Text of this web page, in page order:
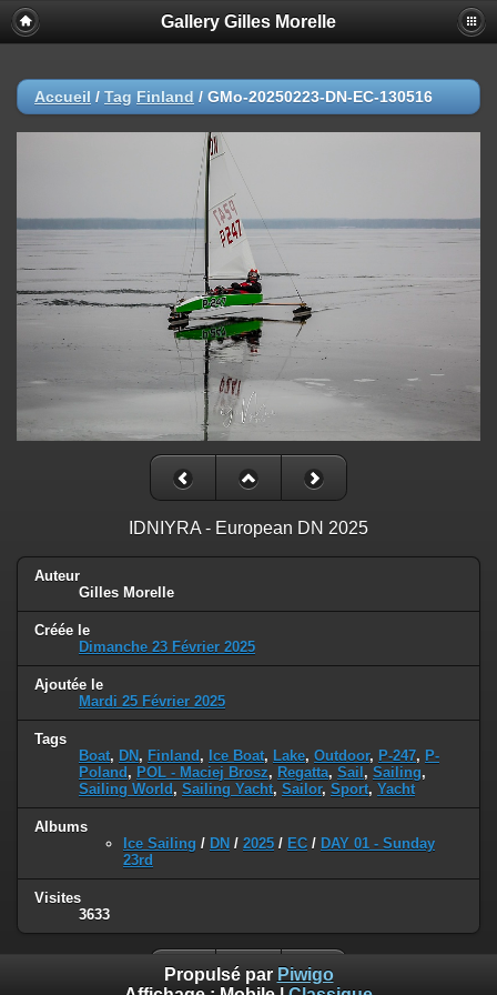
Gallery Gilles Morelle
Accueil / Tag Finland / GMo-20250223-DN-EC-130516
IDNIYRA - European DN 2025
Auteur
Gilles Morelle
Créée le
Dimanche 23 Février 2025
Ajoutée le
Mardi 25 Février 2025
Tags
Boat, DN , Finland , Ice Boat, Lake, Outdoor, P-247, P-
Poland , POL - Maciej Brosz, Regatta, Sail , Sailing,
Sailing World , Sailing Yacht, Sailor, Sport, Yacht
Albums
Ice Sailing / DN / 2025 / EC / DAY 01 - Sunday
23rd
Visites
3633
Propulsé par Piwigo